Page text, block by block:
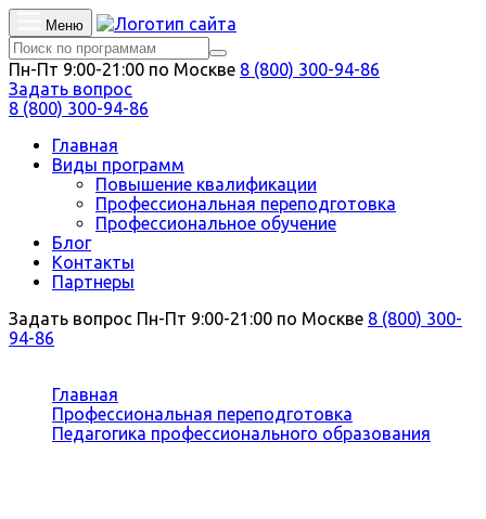
Меню
Пн-Пт 9:00-21:00 по Москве 8 (800) 300-94-86
Задать вопрос
8 (800) 300-94-86
Главная
Виды программ
Повышение квалификации
Профессиональная переподготовка
Профессиональное обучение
Блог
Контакты
Партнеры
Задать вопрос Пн-Пт 9:00-21:00 по Москве 8 (800) 300-
94-86
Главная
Профессиональная переподготовка
Педагогика профессионального образования